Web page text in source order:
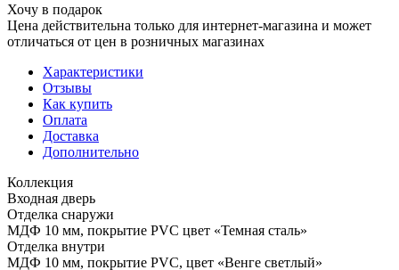
Хочу в подарок
Цена действительна только для интернет-магазина и может
отличаться от цен в розничных магазинах
Характеристики
Отзывы
Как купить
Оплата
Доставка
Дополнительно
Коллекция
Входная дверь
Отделка снаружи
МДФ 10 мм, покрытие PVC цвет «Темная сталь»
Отделка внутри
МДФ 10 мм, покрытие PVC, цвет «Венге светлый»